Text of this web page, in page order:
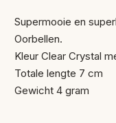
Supermooie en
Oorbellen.
Kleur Clear Crystal
Totale lengte 7 cm
Gewicht 4 gram